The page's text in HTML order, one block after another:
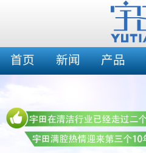
首页 新闻 产品